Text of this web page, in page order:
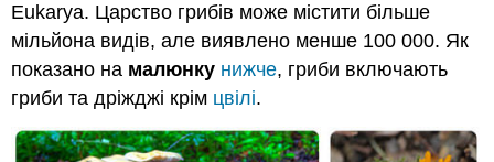
Eukarya. Царство грибів може містити більше
мільйона видів, але виявлено менше 100 000. Як
показано на малюнку нижче, гриби включають
гриби та дріжджі крім цвілі.